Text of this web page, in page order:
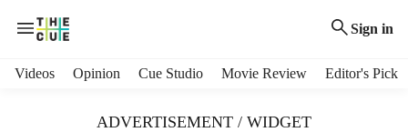
Sign in
Videos Opinion Cue Studio Movie Review Editor's Pick
ADVERTISEMENT / WIDGET